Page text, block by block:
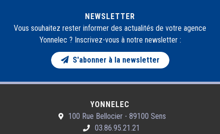
NEWSLETTER
Vous souhaitez rester informer des actualités de votre agence
Yonnelec ? Inscrivez-vous à notre newsletter :
S'abonner à la newsletter
YONNELEC
100 Rue Bellocier - 89100 Sens
03.86.95.21.21